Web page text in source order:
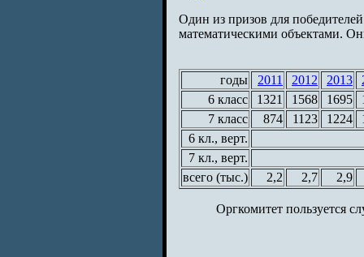
Один из призов для
математическими объектами.
годы 2011 2012 2013
6 класс
1321 1568 1695
7 класс
874 1123 1224
6 кл., верт.
7 кл., верт.
всего (тыс.)
2,2 2,7 2,9
Оргкомитет пользуется